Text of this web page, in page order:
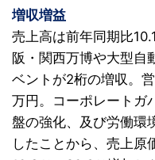
増収増益
売上高は前年同期比
阪・関西万博や大型自
ベントが2桁の増収。
万円。コーポレートガ
盤の強化、及び労働環
したことから、売上原